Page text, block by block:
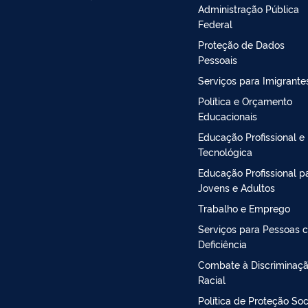
Administração Pública
Federal
Proteção de Dados
Pessoais
Serviços para
Política e Orçamento
Educacionais
Educação Profissional e
Tecnológica
Educação Profissional
Jovens e Adultos
Trabalho e Emprego
Serviços para Pessoas
Deficiência
Combate à
Racial
Política de Proteção